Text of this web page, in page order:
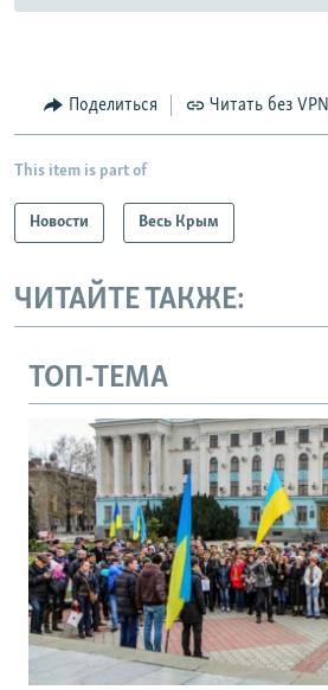
Поделиться Читать без VPN
This item is part of
Новости Весь Крым
ЧИТАЙТЕ ТАКЖЕ:
ТОП-ТЕМА